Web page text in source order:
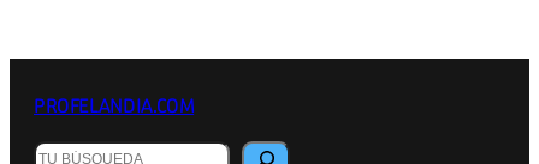
PROFELANDIA.COM
Buscar